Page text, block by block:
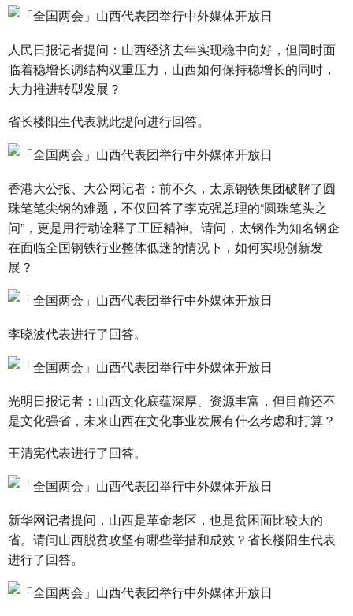
人民日报记者提问：山西经济去年实现稳中向好，但同时面
临着稳增长调结构双重压力，山西如何保持稳增长的同时，
大力推进转型发展？
省长楼阳生代表就此提问进行回答。
香港大公报、大公网记者：前不久，太原钢铁集团破解了圆
珠笔笔尖钢的难题，不仅回答了李克强总理的“圆珠笔头之
问”，更是用行动诠释了工匠精神。请问，太钢作为知名钢企
在面临全国钢铁行业整体低迷的情况下，如何实现创新发
展？
李晓波代表进行了回答。
光明日报记者：山西文化底蕴深厚、资源丰富，但目前还不
是文化强省，未来山西在文化事业发展有什么考虑和打算？
王清宪代表进行了回答。
新华网记者提问，山西是革命老区，也是贫困面比较大的
省。请问山西脱贫攻坚有哪些举措和成效？省长楼阳生代表
进行了回答。